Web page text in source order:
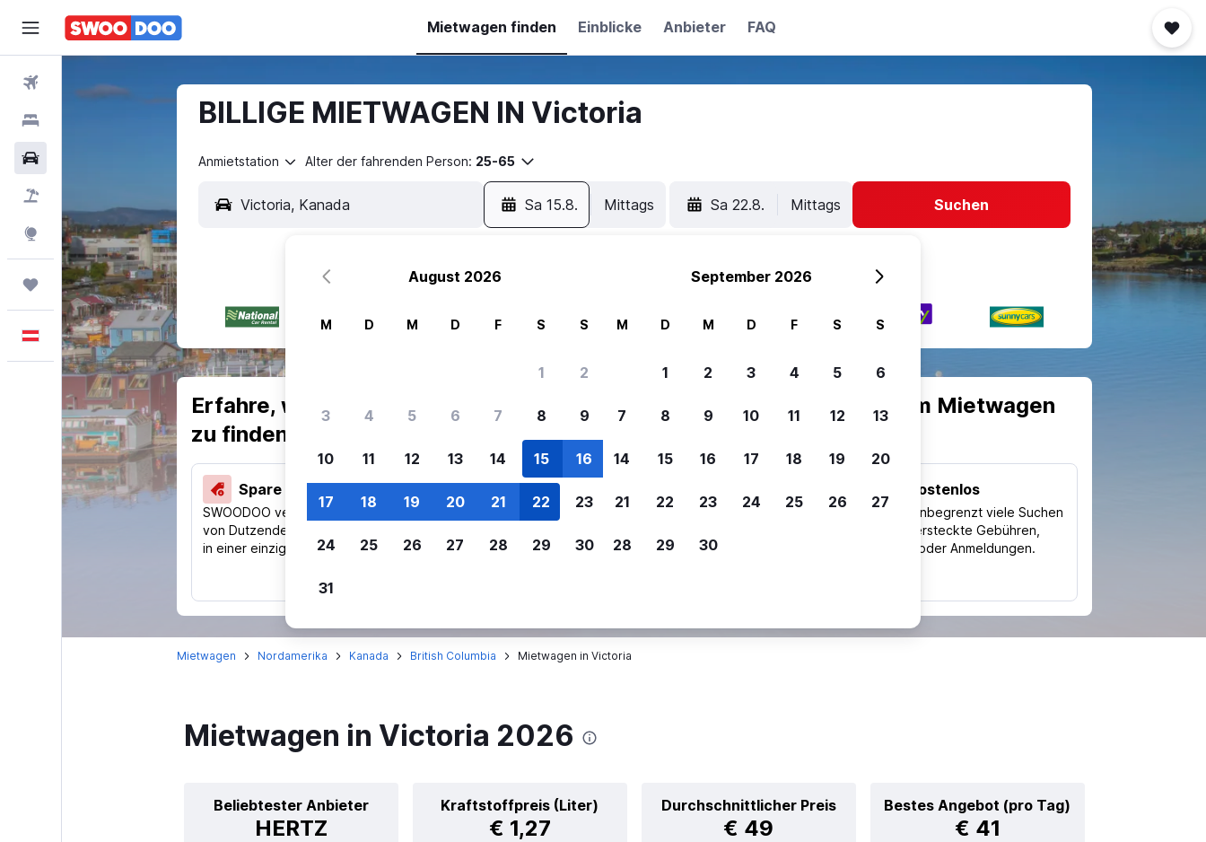
Mietwagen finden Einblicke Anbieter FAQ
Explore
Trips
Deutsch
BILLIGE MIETWAGEN IN Victoria
Anmietstation Alter der fahrenden Person: 25-65
Sa 15.8. Mittags Sa 22.8. Mittags Suchen
Erfahre, warum unsere Reisenden sich für SWOODOO entscheiden, um Mietwagen
zu finden.
Spare 40 % und mehr
SWOODOO vergleicht Preise
von Dutzenden Reise-Websites
in einer einzigen Suche.
Lass dich benachrichtigen,
um kein tolles Angebot zu
Anpassung von Trips
Mietwagenergebnisse nach
Kostenlos
Nutze unbegrenzt viele Suchen
ohne versteckte Gebühren,
Kosten oder Anmeldungen.
Mietwagen Nordamerika Kanada British Columbia Mietwagen in Victoria
Mietwagen in Victoria 2026
Beliebtester Anbieter
HERTZ
Kraftstoffpreis (Liter)
€ 1,27
Durchschnittlicher Preis
€ 49
Bestes Angebot (pro Tag)
€ 41
August 2026
M D M D F S S
1 2
3 4 5 6 7 8 9
10 11 12 13 14 15 16
17 18 19 20 21 22 23
24 25 26 27 28 29 30
31
September 2026
M D M D F S S
1 2 3 4 5 6
7 8 9 10 11 12 13
14 15 16 17 18 19 20
21 22 23 24 25 26 27
28 29 30